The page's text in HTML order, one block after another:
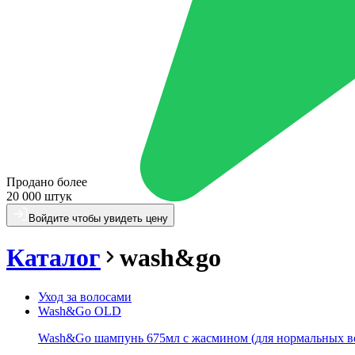
Продано более
20 000 штук
Войдите чтобы увидеть цену
Каталог wash&go
Уход за волосами
Wash&Go OLD
Wash&Go шампунь 675мл с жасмином (для нормальных